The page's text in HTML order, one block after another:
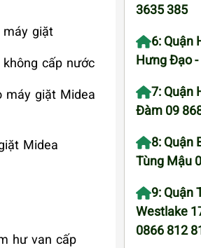
máy giặt
cấp nước
máy giặt Midea
Midea
hư van cấp
3635 385
6: Quận
Hưng Đạo
7: Quận
Đàm 09
8: Quận
Tùng Mậu
9: Quận
Westlake
0866 812